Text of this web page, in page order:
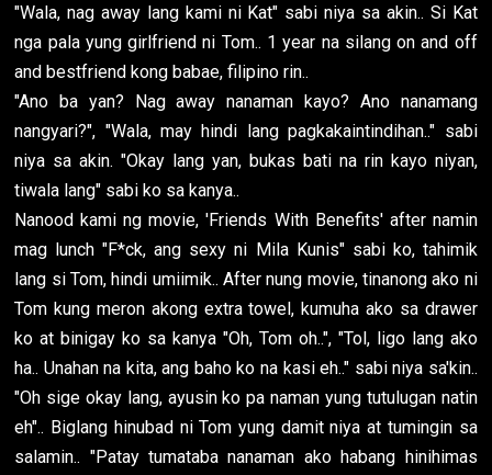
"Wala, nag away lang kami ni Kat" sabi niya sa akin.. Si Kat
nga pala yung girlfriend ni Tom.. 1 year na silang on and off
and bestfriend kong babae, filipino rin..
"Ano ba yan? Nag away nanaman kayo? Ano nanamang
nangyari?", "Wala, may hindi lang pagkakaintindihan.." sabi
niya sa akin. "Okay lang yan, bukas bati na rin kayo niyan,
tiwala lang" sabi ko sa kanya..
Nanood kami ng movie, 'Friends With Benefits' after namin
mag lunch "F*ck, ang sexy ni Mila Kunis" sabi ko, tahimik
lang si Tom, hindi umiimik.. After nung movie, tinanong ako ni
Tom kung meron akong extra towel, kumuha ako sa drawer
ko at binigay ko sa kanya "Oh, Tom oh..", "Tol, ligo lang ako
ha.. Unahan na kita, ang baho ko na kasi eh.." sabi niya sa'kin..
"Oh sige okay lang, ayusin ko pa naman yung tutulugan natin
eh".. Biglang hinubad ni Tom yung damit niya at tumingin sa
salamin.. "Patay tumataba nanaman ako habang hinihimas